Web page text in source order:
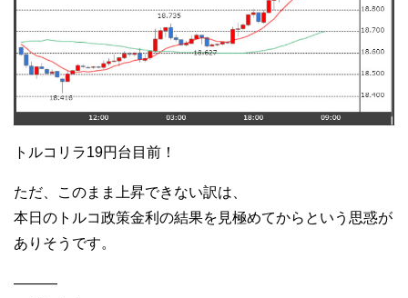
トルコリラ19円台目前！
ただ、このまま上昇できない訳は、
本日のトルコ政策金利の結果を見極めてからという思惑が
ありそうです。
———